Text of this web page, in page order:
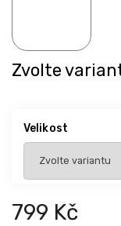
799 Kč
Zvolte
Velikost